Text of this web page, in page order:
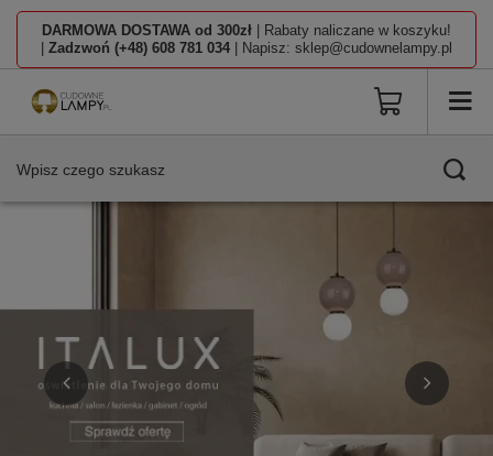
DARMOWA DOSTAWA od 300zł | Rabaty naliczane w koszyku!
Zadzwoń (+48) 608 781 034 | Napisz: sklep@cudownelampy.pl